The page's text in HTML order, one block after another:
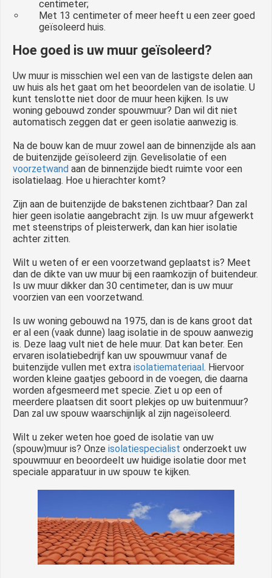
centimeter;
Met 13 centimeter of meer heeft u een zeer goed
geïsoleerd huis.
Hoe goed is uw muur geïsoleerd?
Uw muur is misschien wel een van de lastigste delen aan
uw huis als het gaat om het beoordelen van de isolatie. U
kunt tenslotte niet door de muur heen kijken. Is uw
woning gebouwd zonder spouwmuur? Dan wil dit niet
automatisch zeggen dat er geen isolatie aanwezig is.
Na de bouw kan de muur zowel aan de binnenzijde als aan
de buitenzijde geïsoleerd zijn. Gevelisolatie of een
voorzetwand aan de binnenzijde biedt ruimte voor een
isolatielaag. Hoe u hierachter komt?
Zijn aan de buitenzijde de bakstenen zichtbaar? Dan zal
hier geen isolatie aangebracht zijn. Is uw muur afgewerkt
met steenstrips of pleisterwerk, dan kan hier isolatie
achter zitten.
Wilt u weten of er een voorzetwand geplaatst is? Meet
dan de dikte van uw muur bij een raamkozijn of buitendeur.
Is uw muur dikker dan 30 centimeter, dan is uw muur
voorzien van een voorzetwand.
Is uw woning gebouwd na 1975, dan is de kans groot dat
er al een (vaak dunne) laag isolatie in de spouw aanwezig
is. Deze laag vult niet de hele muur. Dat kan beter. Een
ervaren isolatiebedrijf kan uw spouwmuur vanaf de
buitenzijde vullen met extra isolatiemateriaal. Hiervoor
worden kleine gaatjes geboord in de voegen, die daarna
worden afgesmeerd met specie. Ziet u op een of
meerdere plaatsen dit soort plekjes op uw buitenmuur?
Dan zal uw spouw waarschijnlijk al zijn nageïsoleerd.
Wilt u zeker weten hoe goed de isolatie van uw
(spouw)muur is? Onze isolatiespecialist onderzoekt uw
spouwmuur en beoordeelt uw huidige isolatie door met
speciale apparatuur in uw spouw te kijken.